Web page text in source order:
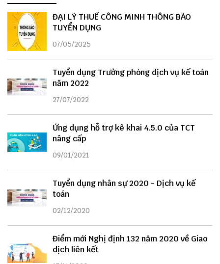
ĐẠI LÝ THUẾ CÔNG MINH THÔNG BÁO
TUYỂN DỤNG
07/05/2025
Tuyển dụng Trưởng phòng dịch vụ kế toán
năm 2022
27/07/2022
Ứng dụng hỗ trợ kê khai 4.5.0 của TCT
nâng cấp
09/01/2021
Tuyển dụng nhân sự 2020 - Dịch vụ kế
toán
02/12/2020
Điểm mới Nghị định 132 năm 2020 về Giao
dịch liên kết